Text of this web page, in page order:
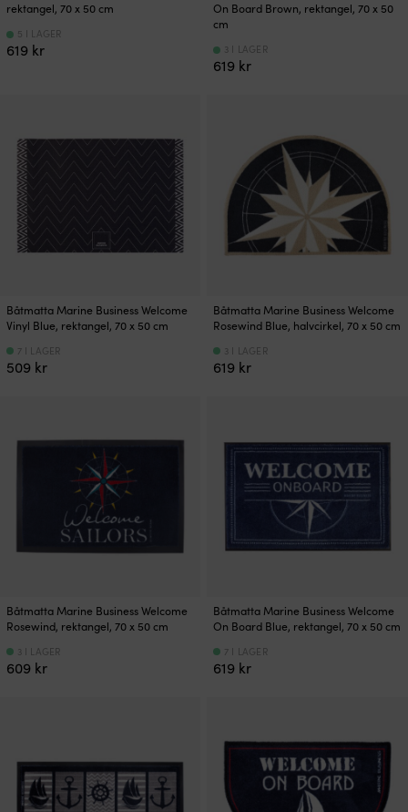
rektangel, 70 x 50 cm
619 kr
5 I LAGER
On Board Brown, rektangel, 70 x 50
cm
619 kr
3 I LAGER
Båtmatta Marine Business Welcome
Vinyl Blue, rektangel, 70 x 50 cm
509 kr
7 I LAGER
Båtmatta Marine Business Welcome
Rosewind Blue, halvcirkel, 70 x 50 cm
619 kr
3 I LAGER
Båtmatta Marine Business Welcome
Rosewind, rektangel, 70 x 50 cm
609 kr
3 I LAGER
Båtmatta Marine Business Welcome
On Board Blue, rektangel, 70 x 50 cm
619 kr
7 I LAGER